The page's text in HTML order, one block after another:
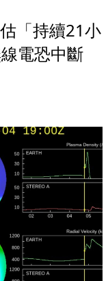
「持續21小
電恐中斷